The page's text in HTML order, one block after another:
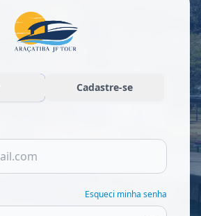
Cadastre-se
Esqueci minha senha